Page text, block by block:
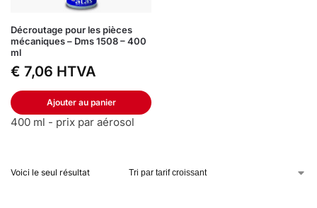
Décroutage pour les pièces
mécaniques – Dms 1508 – 400
ml
€ 7,06 HTVA
Ajouter au panier
400 ml - prix par aérosol
Voici le seul résultat